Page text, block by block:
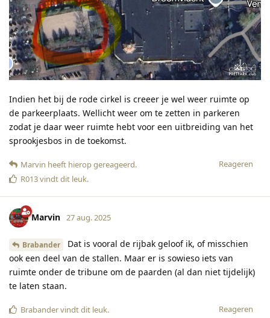
Indien het bij de rode cirkel is creeer je wel weer ruimte op
de parkeerplaats. Wellicht weer om te zetten in parkeren
zodat je daar weer ruimte hebt voor een uitbreiding van het
sprookjesbos in de toekomst.
Reageren
Marvin heeft hierop gereageerd.
R013vindt dit leuk.
Marvin 27 aug. 2025
Brabander
Dat is vooral de rijbak geloof ik, of misschien
ook een deel van de stallen. Maar er is sowieso iets van
ruimte onder de tribune om de paarden (al dan niet tijdelijk)
te laten staan.
Reageren
Brabandervindt dit leuk.